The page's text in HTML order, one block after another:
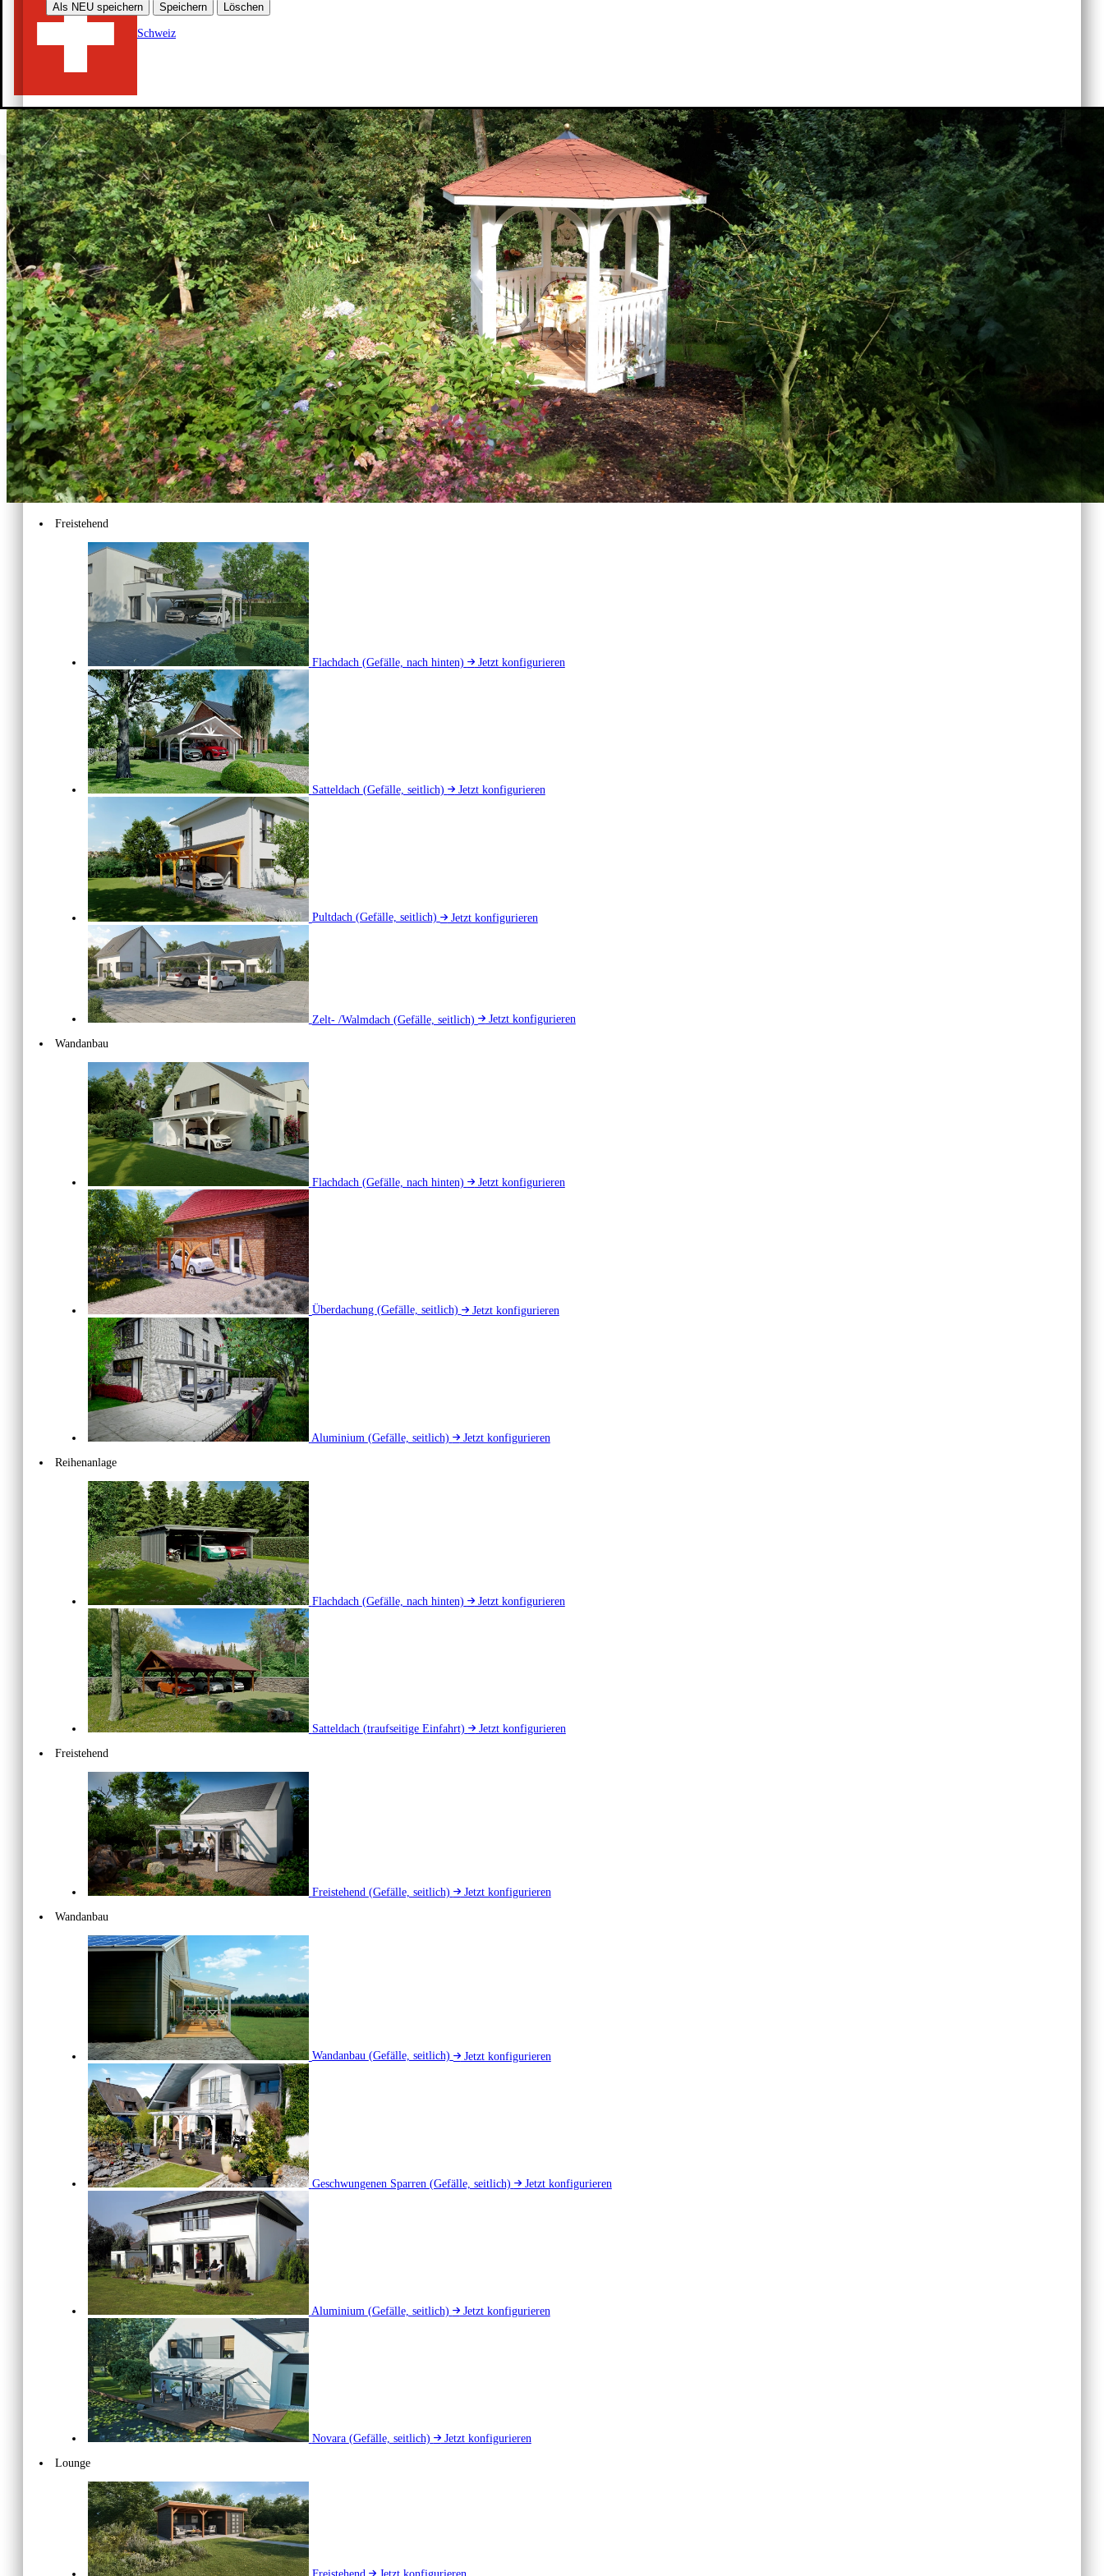
Als NEU speichern Speichern Löschen
Schweiz
Freistehend
Flachdach (Gefälle, nach hinten) Jetzt konfigurieren
Satteldach (Gefälle, seitlich) Jetzt konfigurieren
Pultdach (Gefälle, seitlich) Jetzt konfigurieren
Zelt- /Walmdach (Gefälle, seitlich)
Jetzt konfigurieren
Wandanbau
Flachdach (Gefälle, nach hinten) Jetzt konfigurieren
Überdachung (Gefälle, seitlich) Jetzt konfigurieren
Aluminium (Gefälle, seitlich)
Jetzt konfigurieren
Reihenanlage
Flachdach (Gefälle, nach hinten) Jetzt konfigurieren
Satteldach (traufseitige Einfahrt)
Jetzt konfigurieren
Freistehend
Freistehend (Gefälle, seitlich)
Jetzt konfigurieren
Wandanbau
Wandanbau (Gefälle, seitlich) Jetzt konfigurieren
Geschwungenen Sparren (Gefälle, seitlich) Jetzt konfigurieren
Aluminium (Gefälle, seitlich) Jetzt konfigurieren
Novara (Gefälle, seitlich)
Jetzt konfigurieren
Lounge